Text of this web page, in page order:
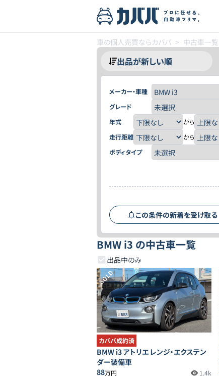
車の個人売買ならカババ > 中古車一覧
メーカー・車種
グレード
年式
から
走行距離
から
ボディタイプ
この条件の新着を受け取る
BMW i3 の中古車一覧
出品中のみ
SOLD
カババ成約済
BMW i3 アトリエ レンジ・エクステン
ダー装備車
88万円
1.4k